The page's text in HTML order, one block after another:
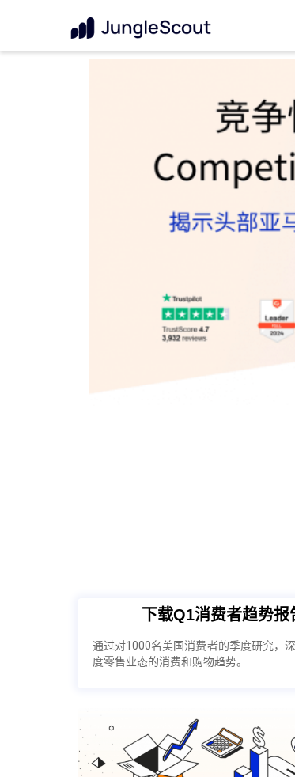
下载Q1消费者趋势报
通过对1000名美国消费者的季度研究，
度零售业态的消费和购物趋势。